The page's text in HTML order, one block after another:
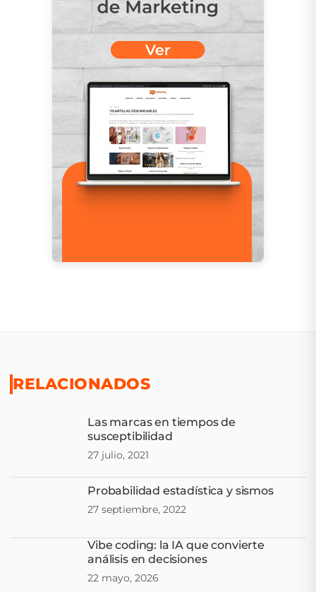
RELACIONADOS
Las marcas en tiempos de
susceptibilidad
27 julio, 2021
Probabilidad estadística y sismos
27 septiembre, 2022
Vibe coding: la IA que convierte
análisis en decisiones
22 mayo, 2026